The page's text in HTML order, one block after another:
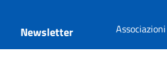
Newsletter Associazioni